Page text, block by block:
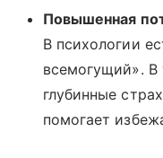
Повышенная
В психологии
всемогущий». В
глубинные
помогает